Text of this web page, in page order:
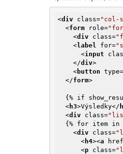
<div class="col-
<form role=
<div class=
<label for=
<input
</div>
<button type=
</form>
< h3>Výsledky</
<div class=
<div class=
< h4><a href
<p class=